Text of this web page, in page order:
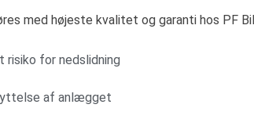
med højeste kvalitet og garanti hos PF
risiko for nedslidning
af anlægget